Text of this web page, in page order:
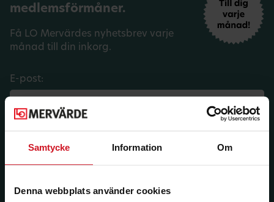
Samtycke Information Om
Denna webbplats använder cookies
medlemsförmåner.
Få LO Mervärdes nyhetsbrev varje
månad till din inkorg.
E-post:
Jag vill ha e-post om aktuella erbjudanden och